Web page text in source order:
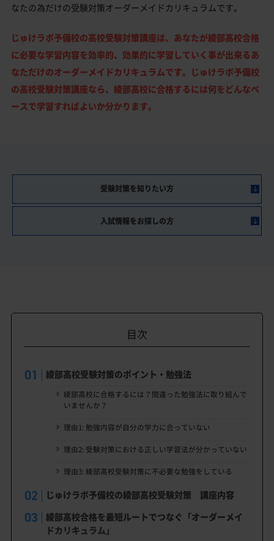
なたの為だけの受験対策オーダーメイドカリキュラムです。
じゅけラボ予備校の高校受験対策講座は、あなたが綾部高校合格
に必要な学習内容を効率的、効果的に学習していく事が出来るあ
なただけのオーダーメイドカリキュラムです。じゅけラボ予備校
の高校受験対策講座なら、綾部高校に合格するには何をどんなペ
ースで学習すればよいか分かります。
受験対策を知りたい方
入試情報をお探しの方
目次
綾部高校受験対策のポイント・勉強法
綾部高校に合格するには？間違った勉強法に取り組んで
いませんか？
理由1: 勉強内容が自分の学力に合っていない
理由2: 受験対策における正しい学習法が分かっていない
理由3: 綾部高校受験対策に不必要な勉強をしている
じゅけラボ予備校の綾部高校受験対策 講座内容
綾部高校合格を最短ルートでつなぐ「オーダーメイ
ドカリキュラム」